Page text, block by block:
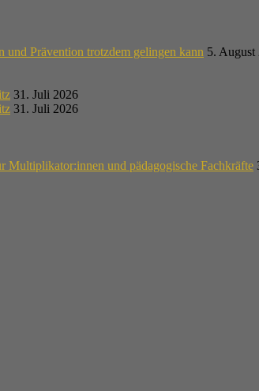
und Prävention trotzdem gelingen kann 5. August
31. Juli 2026
31. Juli 2026
Multiplikator:innen und pädagogische Fachkräfte